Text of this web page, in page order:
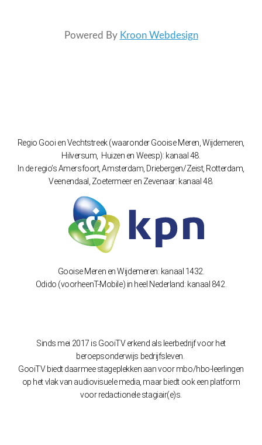
Powered By Kroon Webdesign
Regio Gooi en Vechtstreek (waaronder Gooise Meren, Wijdemeren,
Hilversum, Huizen en Weesp): kanaal 48.
In de regio’s Amersfoort, Amsterdam, Driebergen/Zeist, Rotterdam,
Veenendaal, Zoetermeer en Zevenaar: kanaal 48.
Gooise Meren en Wijdemeren: kanaal 1432.
Odido (voorheenT-Mobile) in heel Nederland: kanaal 842.
Sinds mei 2017 is GooiTV erkend als leerbedrijf voor het
beroepsonderwijs bedrijfsleven.
GooiTV biedt daarmee stageplekken aan voor mbo/hbo-leerlingen
op het vlak van audiovisuele media, maar biedt ook een platform
voor redactionele stagiair(e)s.